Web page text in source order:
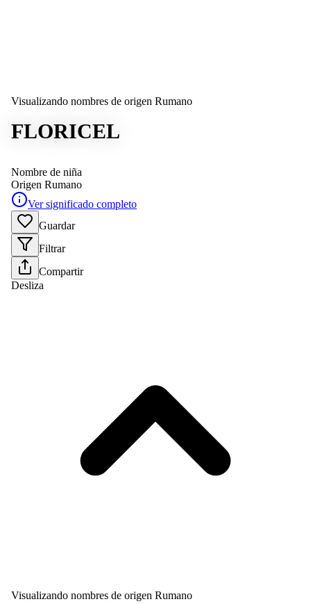
Visualizando nombres de origen Rumano
FLORICEL
Nombre de niña
Origen Rumano
Ver significado completo
Guardar
Filtrar
Compartir
Desliza
Visualizando nombres de origen Rumano